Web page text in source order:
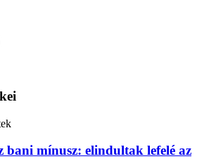
bani mínusz: elindultak lefelé az